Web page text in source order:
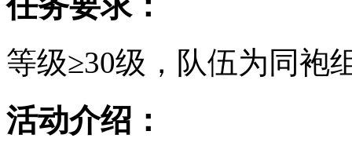
等级≥30级，队伍为同袍
活动介绍：